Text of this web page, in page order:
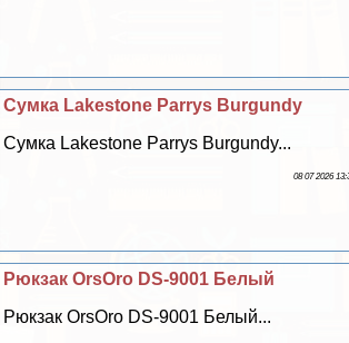
Сумка Lakestone Parrys Burgundy
Сумка Lakestone Parrys Burgundy...
08 07 2026
Рюкзак OrsOro DS-9001 Белый
Рюкзак OrsOro DS-9001 Белый...